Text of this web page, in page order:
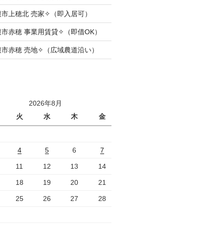
上穂北 売家✧（即入居可）
赤穂 事業用賃貸✧（即借OK）
赤穂 売地✧（広域農道沿い）
2026年8月
火 水 木 金
4 5 6 7
11 12 13 14
18 19 20 21
25 26 27 28